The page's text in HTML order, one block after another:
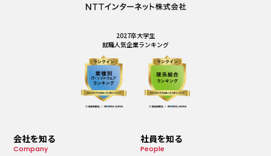
2027卒大学生
就職人気企業ランキング
会社を知る
Company
社員を知る
People​